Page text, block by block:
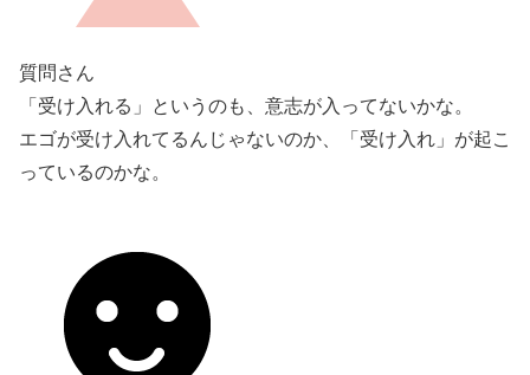
質問さん
「受け入れる」というのも、意志が入ってないかな。
エゴが受け入れてるんじゃないのか、「受け入れ」が起こ
っているのかな。